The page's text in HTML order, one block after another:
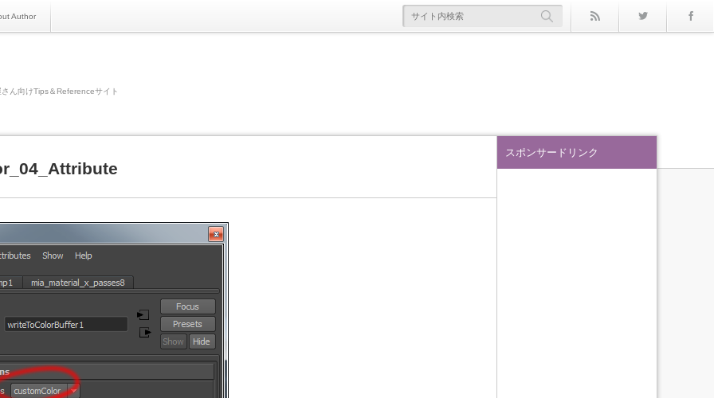
Author
ん向けTips＆Referenceサイト
スポンサードリンク